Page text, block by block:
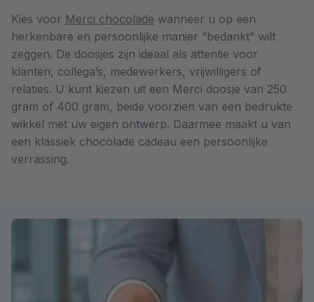
Kies voor Merci chocolade wanneer u op een
herkenbare en persoonlijke manier “bedankt” wilt
zeggen. De doosjes zijn ideaal als attentie voor
klanten, collega’s, medewerkers, vrijwilligers of
relaties. U kunt kiezen uit een Merci doosje van 250
gram of 400 gram, beide voorzien van een bedrukte
wikkel met uw eigen ontwerp. Daarmee maakt u van
een klassiek chocolade cadeau een persoonlijke
verrassing.